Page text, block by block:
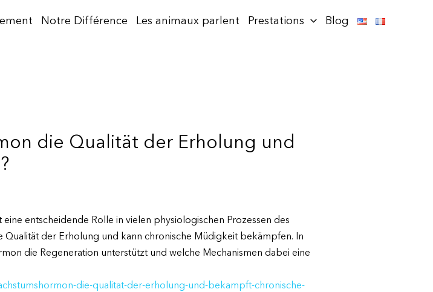
Notre Différence Les animaux parlent Prestations Blog
die Qualität der Erholung und
entscheidende Rolle in vielen physiologischen Prozessen des
Qualität der Erholung und kann chronische Müdigkeit bekämpfen. In
die Regeneration unterstützt und welche Mechanismen dabei eine
die-qualitat-der-erholung-und-bekampft-chronische-